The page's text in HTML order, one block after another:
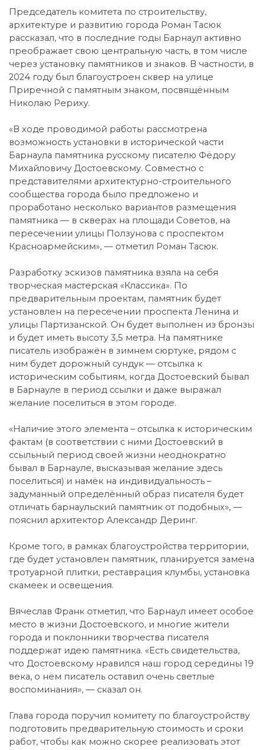
Председатель комитета по строительству,
архитектуре и развитию города Роман Тасюк
рассказал, что в последние годы Барнаул активно
преображает свою центральную часть, в том числе
через установку памятников и знаков. В частности, в
2024 году был благоустроен сквер на улице
Приречной с памятным знаком, посвящённым
Николаю Рериху.
«В ходе проводимой работы рассмотрена
возможность установки в исторической части
Барнаула памятника русскому писателю Фёдору
Михайловичу Достоевскому. Совместно с
представителями архитектурно-строительного
сообщества города было предложено и
проработано несколько вариантов размещения
памятника — в скверах на площади Советов, на
пересечении улицы Ползунова с проспектом
Красноармейским», — отметил Роман Тасюк.
Разработку эскизов памятника взяла на себя
творческая мастерская «Классика». По
предварительным проектам, памятник будет
установлен на пересечении проспекта Ленина и
улицы Партизанской. Он будет выполнен из бронзы
и будет иметь высоту 3,5 метра. На памятнике
писатель изображён в зимнем сюртуке, рядом с
ним будет дорожный сундук — отсылка к
историческим событиям, когда Достоевский бывал
в Барнауле в период ссылки и даже выражал
желание поселиться в этом городе.
«Наличие этого элемента – отсылка к историческим
фактам (в соответствии с ними Достоевский в
ссыльный период своей жизни неоднократно
бывал в Барнауле, высказывая желание здесь
поселиться) и намёк на индивидуальность –
задуманный определённый образ писателя будет
отличать барнаульский памятник от подобных», —
пояснил архитектор Александр Деринг.
Кроме того, в рамках благоустройства территории,
где будет установлен памятник, планируется замена
тротуарной плитки, реставрация клумбы, установка
скамеек и освещения.
Вячеслав Франк отметил, что Барнаул имеет особое
место в жизни Достоевского, и многие жители
города и поклонники творчества писателя
поддержат идею памятника. «Есть свидетельства,
что Достоевскому нравился наш город середины 19
века, о нём писатель оставил очень светлые
воспоминания», — сказал он.
Глава города поручил комитету по благоустройству
подготовить предварительную стоимость и сроки
работ, чтобы как можно скорее реализовать этот